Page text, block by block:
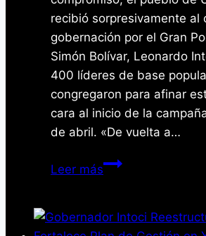
Salud
recibió sorpresivamente al
gobernación por el Gran
Simón Bolívar, Leonardo
400 líderes de base
congregaron para afinar
cara al inicio de la
de abril. «De vuelta a…
Leer másUrachiche
revolucionario